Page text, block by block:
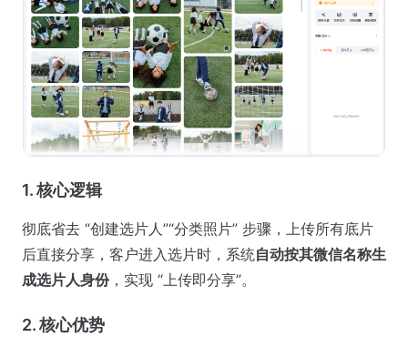
1. 核心逻辑
彻底省去 “创建选片人”“分类照片” 步骤，上传所有底片
后直接分享，客户进入选片时，系统自动按其微信名称生
成选片人身份，实现 “上传即分享”。
2. 核心优势